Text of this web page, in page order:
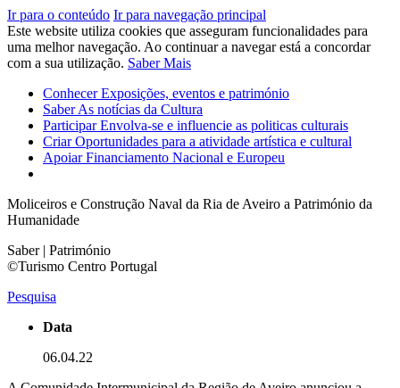
Ir para o conteúdo Ir para navegação principal
Este website utiliza cookies que asseguram funcionalidades para
uma melhor navegação. Ao continuar a navegar está a concordar
com a sua utilização. Saber Mais
ConhecerExposições, eventos e património
SaberAs notícias da Cultura
ParticiparEnvolva-se e influencie as politicas culturais
CriarOportunidades para a atividade artística e cultural
ApoiarFinanciamento Nacional e Europeu
Moliceiros e Construção Naval da Ria de Aveiro a Património da
Humanidade
Saber | Património
©Turismo Centro Portugal
Pesquisa
Data
06.04.22